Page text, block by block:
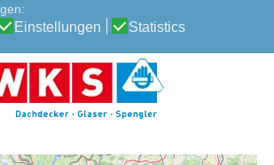
Einstellungen Statistics